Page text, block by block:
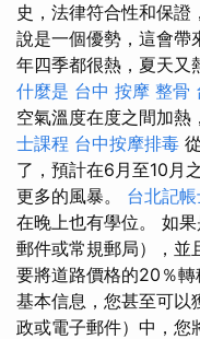
史，法律符合性和保證
說是一個優勢，這會帶
年四季都很熱，夏天又
什麼是 台中 按摩 整骨
空氣溫度在度之間加熱
士課程 台中按摩排毒
了，預計在6月至10月
更多的風暴。 台北記
在晚上也有學位。 如
郵件或常規郵局），並
要將道路價格的20％
基本信息，您甚至可以
政或電子郵件）中，您